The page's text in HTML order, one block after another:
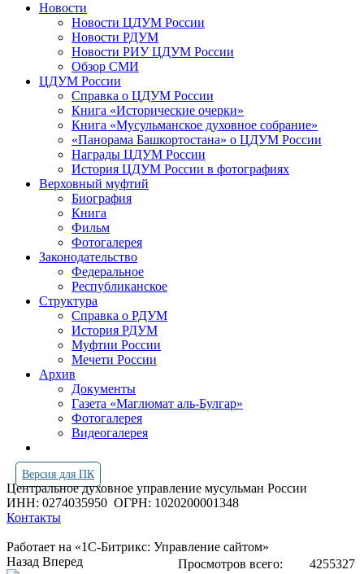
Новости
Новости ЦДУМ России
Новости РДУМ
Новости РИУ ЦДУМ России
Обзор СМИ
ЦДУМ России
Справка о ЦДУМ России
Книга «Исторические очерки»
Книга «Мусульманское духовное собрание»
«Панорама Башкортостана» о ЦДУМ России
Награды ЦДУМ России
История ЦДУМ России в фотографиях
Верховный муфтий
Биография
Книга
Фильм
Фотогалерея
Законодательство
Федеральное
Республиканское
Структура
Справка о РДУМ
История РДУМ
Муфтии России
Мечети России
Архив
Документы
Газета «Маглюмат аль-Булгар»
Фотогалерея
Видеогалерея
Версия для ПК
Центральное духовное управление мусульман России
ИНН: 0274035950 ОГРН: 1020200001348
Контакты
Работает на «1С-Битрикс: Управление сайтом»
Просмотров всего:
4255327
Назад Вперед